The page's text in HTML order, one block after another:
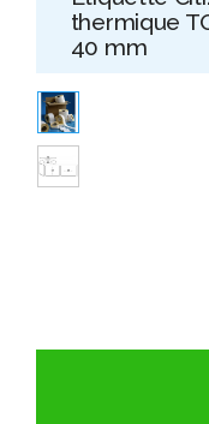
thermique
40 mm